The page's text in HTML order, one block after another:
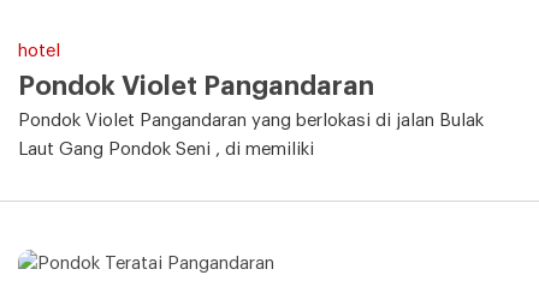
hotel
Pondok Violet Pangandaran
Pondok Violet Pangandaran yang berlokasi di jalan Bulak
Laut Gang Pondok Seni , di memiliki